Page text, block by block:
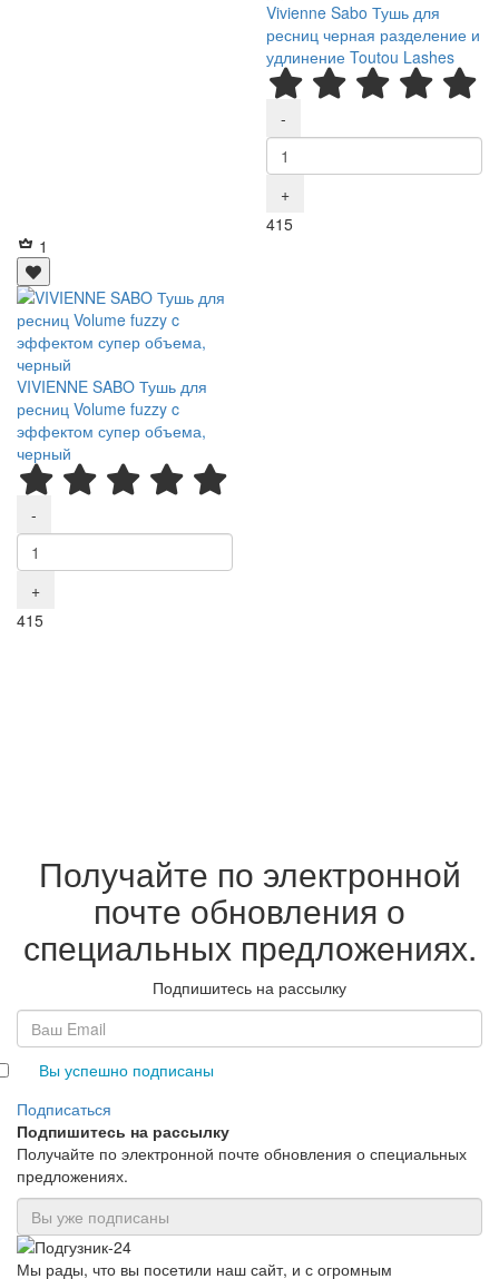
Vivienne Sabo Тушь для
ресниц черная разделение и
удлинение Toutou Lashes
-
+
415Р
1
VIVIENNE SABO Тушь для
ресниц Volume fuzzy c
эффектом супер объема,
черный
-
+
415Р
Получайте по электронной
почте обновления о
специальных предложениях.
Подпишитесь на рассылку
Вы успешно подписаны
Подписаться
Подпишитесь на рассылку
Получайте по электронной почте обновления о специальных
предложениях.
Мы рады, что вы посетили наш сайт, и с огромным